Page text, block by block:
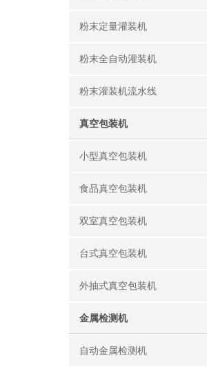
粉末定量灌装机
粉末全自动灌装机
粉末灌装机流水线
真空包装机
小型真空包装机
食品真空包装机
双室真空包装机
台式真空包装机
外抽式真空包装机
金属检测机
自动金属检测机